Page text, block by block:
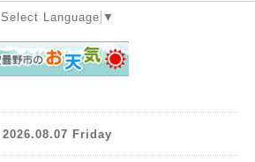
Select Language ▼
2026.08.07 Friday